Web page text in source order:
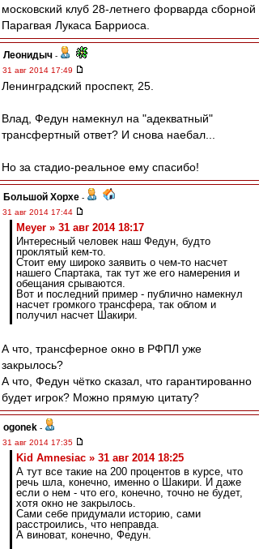
московский клуб 28-летнего форварда сборной
Парагвая Лукаса Барриоса.
Леонидыч -
31 авг 2014 17:49
Ленинградский проспект, 25.
Влад, Федун намекнул на "адекватный"
трансфертный ответ? И снова наебал...
Но за стадио-реальное ему спасибо!
Большой Хорхе -
31 авг 2014 17:44
Meyer » 31 авг 2014 18:17
Интересный человек наш Федун, будто
проклятый кем-то.
Стоит ему широко заявить о чем-то насчет
нашего Спартака, так тут же его намерения и
обещания срываются.
Вот и последний пример - публично намекнул
насчет громкого трансфера, так облом и
получил насчет Шакири.
А что, трансферное окно в РФПЛ уже
закрылось?
А что, Федун чётко сказал, что гарантированно
будет игрок? Можно прямую цитату?
ogonek -
31 авг 2014 17:35
Kid Amnesiac » 31 авг 2014 18:25
А тут все такие на 200 процентов в курсе, что
речь шла, конечно, именно о Шакири. И даже
если о нем - что его, конечно, точно не будет,
хотя окно не закрылось.
Сами себе придумали историю, сами
расстроились, что неправда.
А виноват, конечно, Федун.